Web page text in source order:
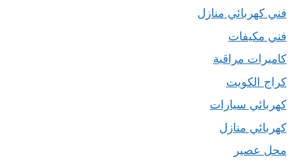
فني كهربائي منازل
فني مكيفات
كاميرات مراقبة
كراج الكويت
كهربائي سيارات
كهربائي منازل
محل عصير